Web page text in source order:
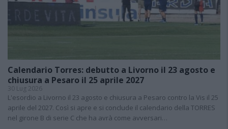
Calendario Torres: debutto a Livorno il 23 agosto e
chiusura a Pesaro il 25 aprile 2027
30 Lug 2026
L'esordio a Livorno il 23 agosto e chiusura a Pesaro contro la Vis il 25
aprile del 2027. Così si apre e si conclude il calendario della TORRES
nel girone B di serie C che ha avrà come avversari…